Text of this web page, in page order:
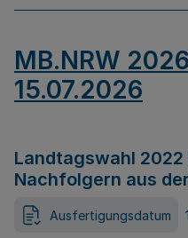
MB.NRW
15.07.2026
Landtagswahl
Nachfolgern aus
Ausfertigungsdatum